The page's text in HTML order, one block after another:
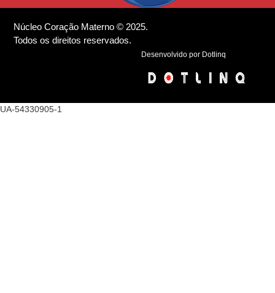
Núcleo Coração Materno © 2025.
Todos os direitos reservados.
Desenvolvido por Dotlinq
UA-54330905-1